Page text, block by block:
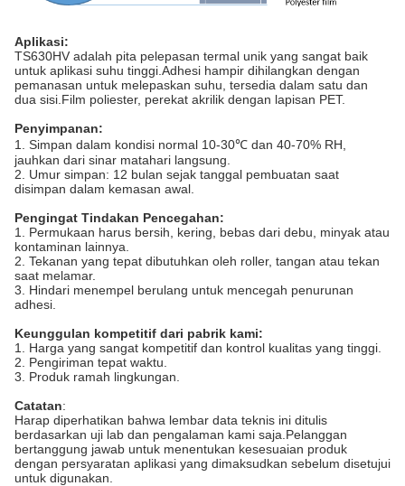
Aplikasi:
TS630HV adalah pita pelepasan termal unik yang sangat baik
untuk aplikasi suhu tinggi.Adhesi hampir dihilangkan dengan
pemanasan untuk melepaskan suhu, tersedia dalam satu dan
dua sisi.Film poliester, perekat akrilik dengan lapisan PET.
Penyimpanan:
1. Simpan dalam kondisi normal 10-30℃ dan 40-70% RH,
jauhkan dari sinar matahari langsung.
2. Umur simpan: 12 bulan sejak tanggal pembuatan saat
disimpan dalam kemasan awal.
Pengingat Tindakan Pencegahan:
1. Permukaan harus bersih, kering, bebas dari debu, minyak atau
kontaminan lainnya.
2. Tekanan yang tepat dibutuhkan oleh roller, tangan atau tekan
saat melamar.
3. Hindari menempel berulang untuk mencegah penurunan
adhesi.
Keunggulan kompetitif dari pabrik kami:
1. Harga yang sangat kompetitif dan kontrol kualitas yang tinggi.
2. Pengiriman tepat waktu.
3. Produk ramah lingkungan.
Catatan:
Harap diperhatikan bahwa lembar data teknis ini ditulis
berdasarkan uji lab dan pengalaman kami saja.Pelanggan
bertanggung jawab untuk menentukan kesesuaian produk
dengan persyaratan aplikasi yang dimaksudkan sebelum disetujui
untuk digunakan.